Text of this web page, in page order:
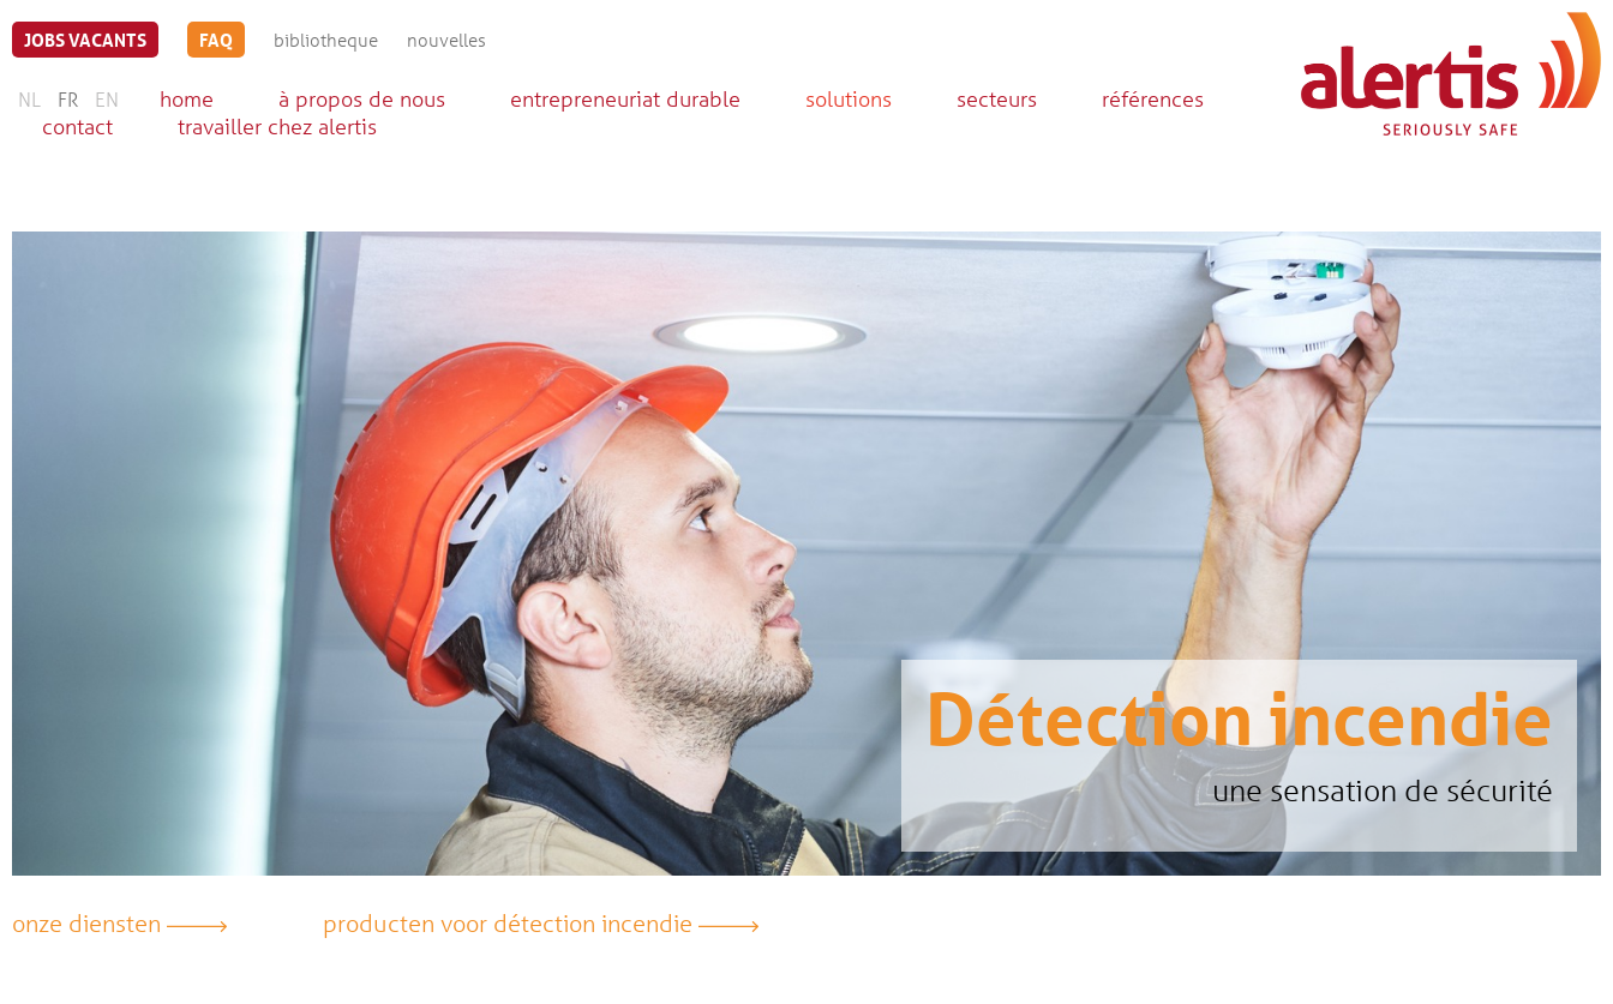
JOBS VACANTS FAQ bibliotheque nouvelles
NL FR EN home à propos de nous entrepreneuriat durable solutions secteurs
références
contact
travailler chez alertis
Détection incendie
une sensation de sécurité
onze diensten producten voor détection incendie